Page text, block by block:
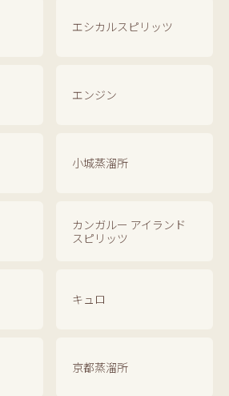
エシカルスピリッツ
エンジン
小城蒸溜所
カンガルー アイランド
スピリッツ
キュロ
京都蒸溜所